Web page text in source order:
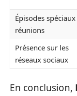
Épisodes
réunions
Présence sur les
réseaux sociaux
En conclusion,